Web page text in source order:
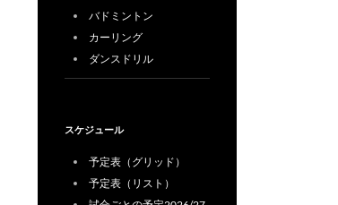
バドミントン
カーリング
ダンスドリル
スケジュール
予定表（グリッド）
予定表（リスト）